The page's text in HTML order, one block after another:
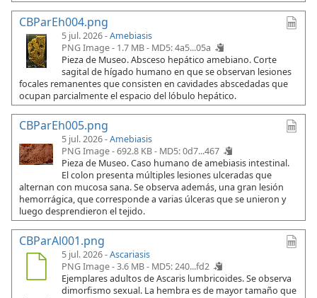
CBParEh004.png
5 jul. 2026 -Amebiasis
PNG Image - 1.7 MB - MD5: 4a5...05a
Pieza de Museo. Absceso hepático amebiano. Corte
sagital de hígado humano en que se observan lesiones
focales remanentes que consisten en cavidades abscedadas que
ocupan parcialmente el espacio del lóbulo hepático.
CBParEh005.png
5 jul. 2026 -Amebiasis
PNG Image - 692.8 KB - MD5: 0d7...467
Pieza de Museo. Caso humano de amebiasis intestinal.
El colon presenta múltiples lesiones ulceradas que
alternan con mucosa sana. Se observa además, una gran lesión
hemorrágica, que corresponde a varias úlceras que se unieron y
luego desprendieron el tejido.
CBParAl001.png
5 jul. 2026 -Ascariasis
PNG Image - 3.6 MB - MD5: 240...fd2
Ejemplares adultos de Ascaris lumbricoides. Se observa
dimorfismo sexual. La hembra es de mayor tamaño que